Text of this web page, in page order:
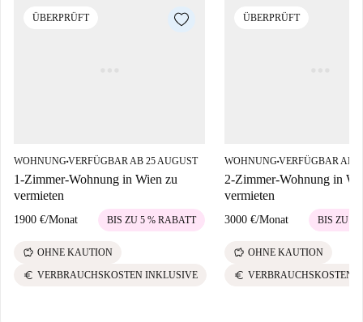
ÜBERPRÜFT
WOHNUNG■VERFÜGBAR AB 25 AUGUST
1-Zimmer-Wohnung in Wien zu
vermieten
1900 €/Monat BIS ZU 5 % RABATT
savings OHNE KAUTION
euro VERBRAUCHSKOSTEN INKLUSIVE
ÜBERPRÜFT
WOHNUNG■VERFÜGBAR AB
2-Zimmer-Wohnung in
vermieten
3000 €/Monat BIS ZU 5
savings OHNE KAUTION
euro VERBRAUCHSKOSTEN